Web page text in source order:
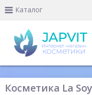
Каталог
Косметика La